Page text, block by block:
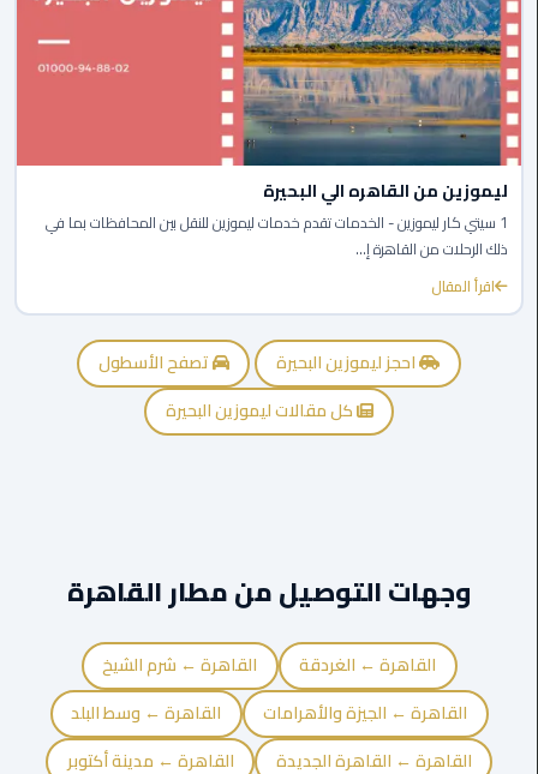
ليموزين
الفيوم
مطار
القاهرة
ليموزين
ليموزين
دهب
مكاتب
ليموزين
الاسكندرية
ليموزين
الإسماعيلية
ليموزين
المنوفية
ليموزين من القاهره الي البحيرة
1 سيتي كار ليموزين - الخدمات تقدم خدمات ليموزين للنقل بين المحافظات بما في
ذلك الرحلات من القاهرة إ...
اقرأ المقال
احجز ليموزين البحيرة
تصفح الأسطول
كل مقالات ليموزين البحيرة
وجهات التوصيل من مطار القاهرة
القاهرة ← الغردقة
القاهرة ← شرم الشيخ
القاهرة ← الجيزة والأهرامات
القاهرة ← وسط البلد
القاهرة ← القاهرة الجديدة
القاهرة ← مدينة أكتوبر